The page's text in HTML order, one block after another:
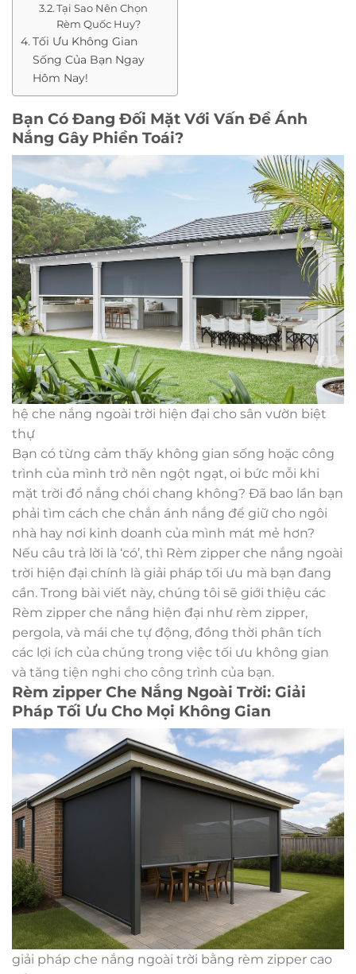
Tại Sao Nên Chọn
Rèm Quốc Huy?
Tối Ưu Không Gian
Sống Của Bạn Ngay
Hôm Nay!
Bạn Có Đang Đối Mặt Với Vấn Đề Ánh
Nắng Gây Phiền Toái?
hệ che nắng ngoài trời hiện đại cho sân vườn biệt
thự
Bạn có từng cảm thấy không gian sống hoặc công
trình của mình trở nên ngột ngạt, oi bức mỗi khi
mặt trời đổ nắng chói chang không? Đã bao lần bạn
phải tìm cách che chắn ánh nắng để giữ cho ngôi
nhà hay nơi kinh doanh của mình mát mẻ hơn?
Nếu câu trả lời là ‘có’, thì Rèm zipper che nắng ngoài
trời hiện đại chính là giải pháp tối ưu mà bạn đang
cần. Trong bài viết này, chúng tôi sẽ giới thiệu các
Rèm zipper che nắng hiện đại như rèm zipper,
pergola, và mái che tự động, đồng thời phân tích
các lợi ích của chúng trong việc tối ưu không gian
và tăng tiện nghi cho công trình của bạn.
Rèm zipper Che Nắng Ngoài Trời: Giải
Pháp Tối Ưu Cho Mọi Không Gian
giải pháp che nắng ngoài trời bằng rèm zipper cao